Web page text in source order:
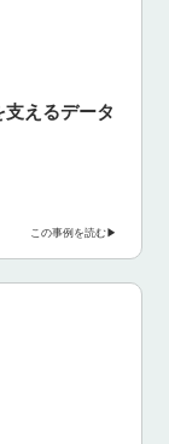
えるデータ
この事例を読む